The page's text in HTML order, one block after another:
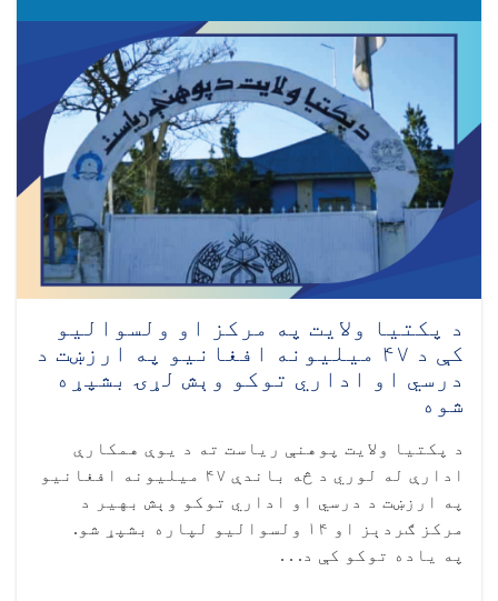
د پکتیا ولایت په مرکز او ولسوالیو
کې د ۴۷ میلیونه افغانیو په ارزښت د
درسي او اداري توکو وېش لړۍ بشپړه
شوه
د پکتیا ولایت پوهنې ریاست ته د یوې همکارې
ادارې له لوري د څه باندې ۴۷ میلیونه افغانیو
په ارزښت د درسي او اداري توکو وېش بهیر د
مرکز ګردېز او ۱۴ ولسوالیو لپاره بشپړ شو.
په یاده توکو کې د. . .